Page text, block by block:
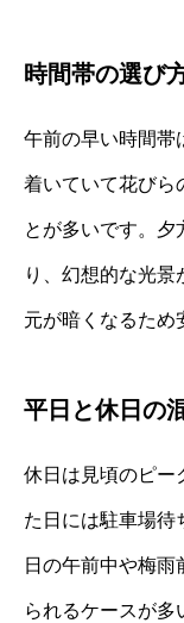
時間帯の選び
午前の早い時間帯
着いていて花びら
とが多いです。夕
り、幻想的な光景
元が暗くなるため
平日と休日の
休日は見頃のピー
た日には駐車場待
日の午前中や梅
られるケースが多